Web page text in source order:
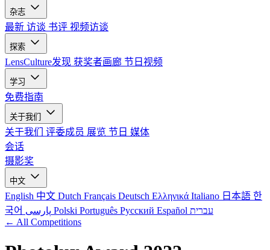
杂志
最新 访谈 书评 视频访谈
探索
LensCulture发现 获奖者画廊 节日视频
学习
免费指南
关于我们
关于我们 评委成员 展览 节日 媒体
会话
摄影奖
中文
English 中文 Dutch Français Deutsch Ελληνικά Italiano 日本語 한
국어
Polski Português Русский Español עברית
← All Competitions